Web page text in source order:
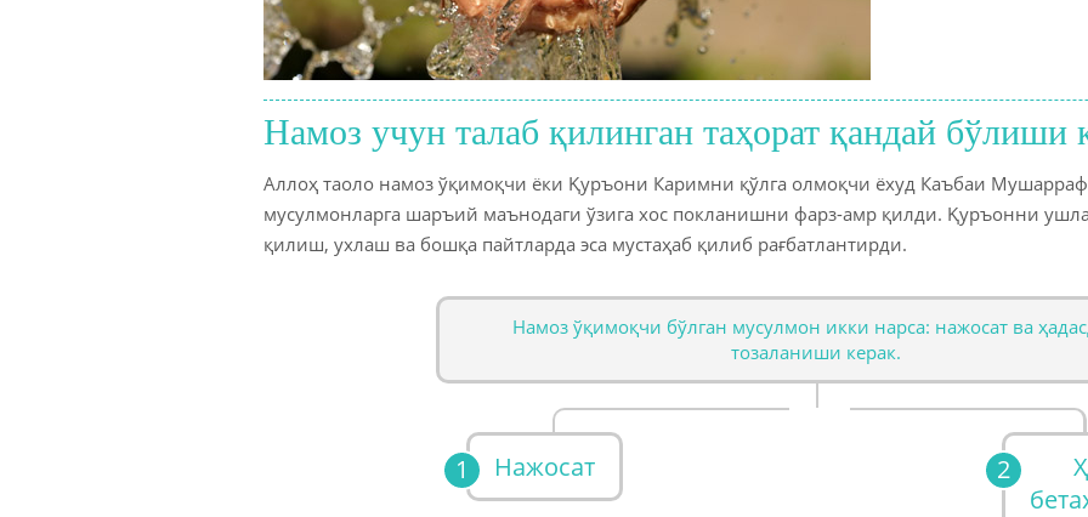
Намоз учун талаб қилинган таҳорат қандай бўлиши
Аллоҳ таоло намоз ўқимоқчи ёки Қуръони Каримни қўлга олмоқчи ёхуд Каъбаи
мусулмонларга шаръий маънодаги ўзига хос покланишни фарз-амр қилди. Қуръонни
қилиш, ухлаш ва бошқа пайтларда эса мустаҳаб қилиб рағбатлантирди.
Намоз ўқимоқчи бўлган мусулмон икки нарса: нажосат ва
тозаланиши керак.
Нажосат